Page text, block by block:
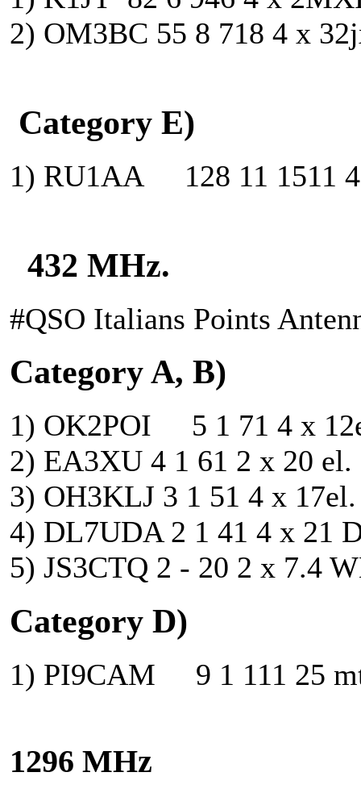
2) OM3BC 55 8 718 4 x
Category E)
1) RU1AA 128 11 1511 4
432 MHz.
#QSO Italians Points
Category A, B)
1) OK2POI 5 1 71 4 x
2) EA3XU 4 1 61 2 x 20 el.
3) OH3KLJ 3 1 51 4 x
4) DL7UDA 2 1 41 4 x 21
5) JS3CTQ 2 - 20 2 x 7.4
Category D)
1) PI9CAM 9 1 111 25
1296 MHz